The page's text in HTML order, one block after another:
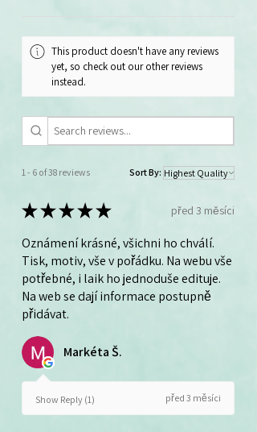
This product doesn't have any reviews
yet, so check out our other reviews
instead.
1 - 6 of 38 reviews Sort By:
★★★★★ před 3 měsíci
Oznámení krásné, všichni ho chválí.
Tisk, motiv, vše v pořádku. Na webu vše
potřebné, i laik ho jednoduše edituje.
Na web se dají informace postupně
přidávat.
Markéta Š.
Show Reply (1) před 3 měsíci